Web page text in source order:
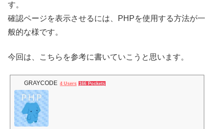
す。
確認ページを表示させるには、PHPを使用する方法が一
般的な様です。
今回は、こちらを参考に書いていこうと思います。
GRAYCODE 4 Users 166 Pockets